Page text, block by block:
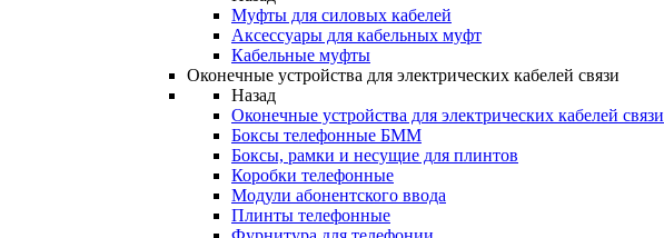
Муфты для силовых кабелей
Аксессуары для кабельных муфт
Кабельные муфты
Оконечные устройства для электрических кабелей связи
Назад
Оконечные устройства для электрических кабелей связи
Боксы телефонные БММ
Боксы, рамки и несущие для плинтов
Коробки телефонные
Модули абонентского ввода
Плинты телефонные